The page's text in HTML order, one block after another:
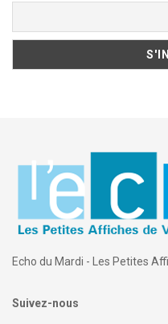
Echo du Mardi - Les Petites
Suivez-nous